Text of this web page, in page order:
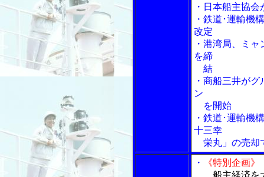
・日本船主協
・鉄道･運輸機
改定
・港湾局、ミ
を締
結
・商船三井が
ン
を開始
・鉄道･運輸機
十三幸
栄丸」の売却
・ 《特別企画》
船主経済を